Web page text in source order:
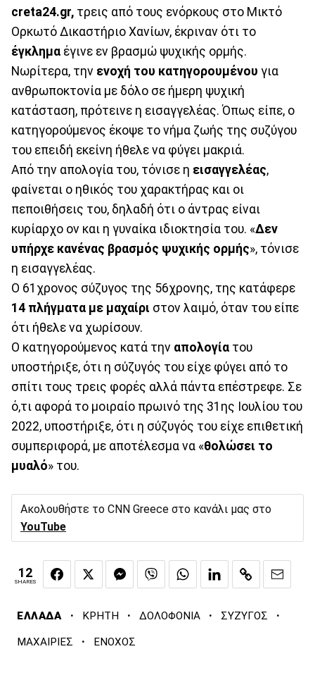
creta24.gr, τρεις από τους ενόρκους στο Μικτό
Ορκωτό Δικαστήριο Χανίων, έκριναν ότι το
έγκλημα έγινε εν βρασμώ ψυχικής ορμής.
Νωρίτερα, την ενοχή του κατηγορουμένου για
ανθρωποκτονία με δόλο σε ήμερη ψυχική
κατάσταση, πρότεινε η εισαγγελέας. Όπως είπε, ο
κατηγορούμενος έκοψε το νήμα ζωής της συζύγου
του επειδή εκείνη ήθελε να φύγει μακριά.
Από την απολογία του, τόνισε η εισαγγελέας,
φαίνεται ο ηθικός του χαρακτήρας και οι
πεποιθήσεις του, δηλαδή ότι ο άντρας είναι
κυρίαρχο ον και η γυναίκα ιδιοκτησία του. «Δεν
υπήρχε κανένας βρασμός ψυχικής ορμής», τόνισε
η εισαγγελέας.
Ο 61χρονος σύζυγος της 56χρονης, της κατάφερε
14 πλήγματα με μαχαίρι στον λαιμό, όταν του είπε
ότι ήθελε να χωρίσουν.
Ο κατηγορούμενος κατά την απολογία του
υποστήριξε, ότι η σύζυγός του είχε φύγει από το
σπίτι τους τρεις φορές αλλά πάντα επέστρεφε. Σε
ό,τι αφορά το μοιραίο πρωινό της 31ης Ιουλίου του
2022, υποστήριξε, ότι η σύζυγός του είχε επιθετική
συμπεριφορά, με αποτέλεσμα να «θολώσει το
μυαλό» του.
Ακολουθήστε το CNN Greece στο κανάλι μας στο
YouTube
12
SHARES
ΕΛΛΑΔΑ · ΚΡΗΤΗ · ΔΟΛΟΦΟΝΙΑ · ΣΥΖΥΓΟΣ ·
ΜΑΧΑΙΡΙΕΣ · ΕΝΟΧΟΣ